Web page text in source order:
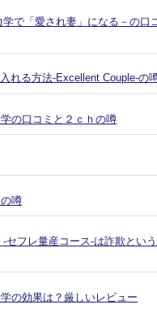
で「愛され妻」になる－の口
れる方法-Excellent Couple-の
の口コミと２ｃｈの噂
噂
セフレ量産コース-は詐欺とい
の効果は？厳しいレビュー